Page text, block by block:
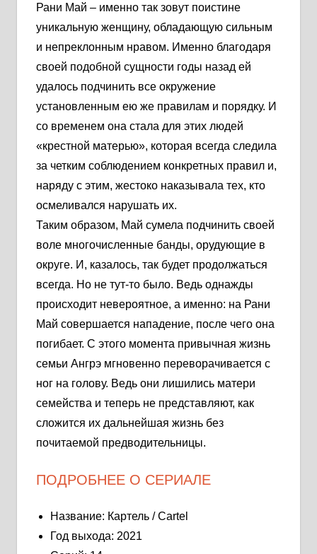
Рани Май – именно так зовут поистине
уникальную женщину, обладающую сильным
и непреклонным нравом. Именно благодаря
своей подобной сущности годы назад ей
удалось подчинить все окружение
установленным ею же правилам и порядку. И
со временем она стала для этих людей
«крестной матерью», которая всегда следила
за четким соблюдением конкретных правил и,
наряду с этим, жестоко наказывала тех, кто
осмеливался нарушать их.
Таким образом, Май сумела подчинить своей
воле многочисленные банды, орудующие в
округе. И, казалось, так будет продолжаться
всегда. Но не тут-то было. Ведь однажды
происходит невероятное, а именно: на Рани
Май совершается нападение, после чего она
погибает. С этого момента привычная жизнь
семьи Ангрэ мгновенно переворачивается с
ног на голову. Ведь они лишились матери
семейства и теперь не представляют, как
сложится их дальнейшая жизнь без
почитаемой предводительницы.
ПОДРОБНЕЕ О СЕРИАЛЕ
Название: Картель / Cartel
Год выхода: 2021